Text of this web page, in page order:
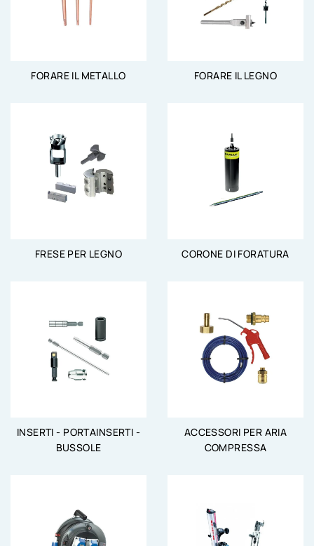
FORARE IL METALLO FORARE IL LEGNO
FRESE PER LEGNO CORONE DI FORATURA
INSERTI - PORTAINSERTI -
BUSSOLE
ACCESSORI PER ARIA
COMPRESSA